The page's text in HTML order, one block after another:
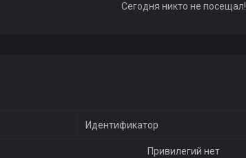
Сегодня никто не посещал!
Идентификатор
Привилегий нет